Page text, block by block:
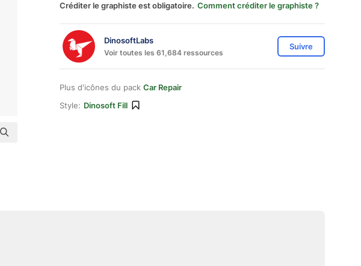
Créditer le graphiste est obligatoire. Comment créditer le graphiste ?
DinosoftLabs
Voir toutes les 61,684 ressources
Suivre
Plus d'icônes du pack Car Repair
Style: Dinosoft Fill